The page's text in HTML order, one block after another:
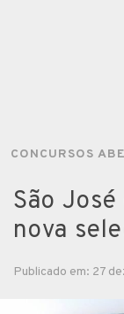
CONCURSOS
São
nova
Publicado em: 27